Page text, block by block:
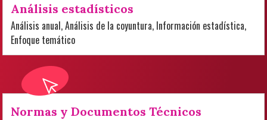
Análisis estadísticos
Análisis anual, Análisis de la coyuntura, Información estadística,
Enfoque temático
Normas y Documentos Técnicos